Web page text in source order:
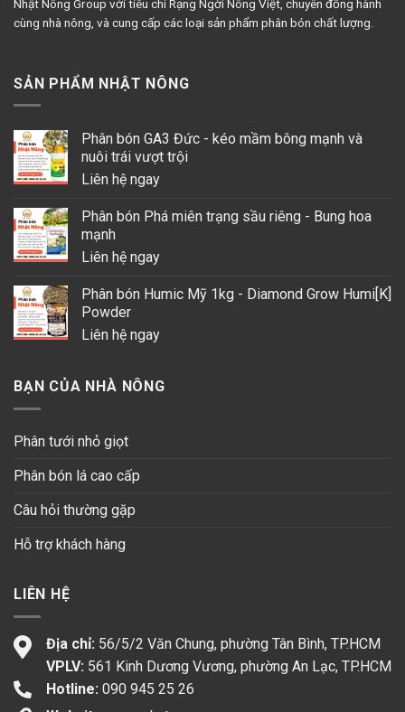
Nhật Nông Group với tiêu chí Rạng Ngời Nông Việt, chuyên đồng hành
cùng nhà nông, và cung cấp các loại sản phẩm phân bón chất lượng.
SẢN PHẨM NHẬT NÔNG
Phân bón GA3 Đức - kéo mầm bông mạnh và
nuôi trái vượt trội
Liên hệ ngay
Phân bón Phá miên trạng sầu riêng - Bung hoa
mạnh
Liên hệ ngay
Phân bón Humic Mỹ 1kg - Diamond Grow Humi[K]
Powder
Liên hệ ngay
BẠN CỦA NHÀ NÔNG
Phân tưới nhỏ giọt
Phân bón lá cao cấp
Câu hỏi thường gặp
Hỗ trợ khách hàng
LIÊN HỆ
Địa chỉ: 56/5/2 Văn Chung, phường Tân Bình, TP.HCM
VPLV: 561 Kinh Dương Vương, phường An Lạc, TP.HCM
Hotline: 090 945 25 26